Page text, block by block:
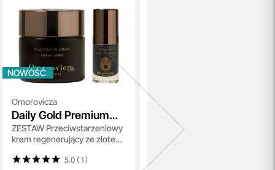
NOWOŚĆ
Omorovicza
Daily Gold Premium
Care
ZESTAW Przeciwstarzeniowy
krem ​​regenerujący ze złotem
oczy ze złotem 15 ml
5.0 ( 1)